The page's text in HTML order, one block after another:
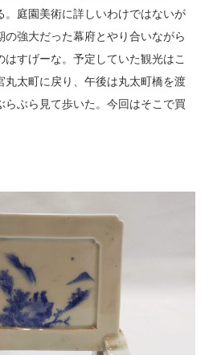
。庭園美術に詳しいわけではないが
強大だった幕府とやり合いながら
すげーな。予定していた観光はこ
丸太町に戻り、午後は丸太町橋を渡
らぶら見て歩いた。今回はそこで買